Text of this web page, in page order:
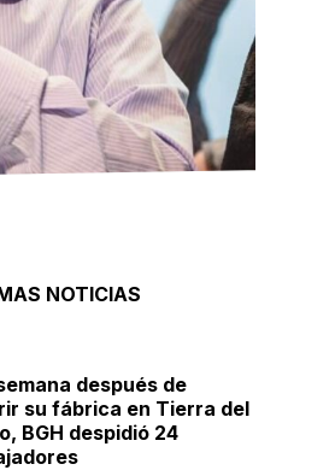
NOTICIAS
después de
su fábrica en Tierra del
BGH despidió 24